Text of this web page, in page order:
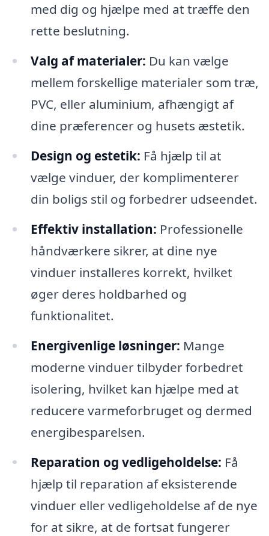
med dig og hjælpe med at træffe den
rette beslutning.
Valg af materialer: Du kan vælge
mellem forskellige materialer som træ,
PVC, eller aluminium, afhængigt af
dine præferencer og husets æstetik.
Design og estetik: Få hjælp til at
vælge vinduer, der komplimenterer
din boligs stil og forbedrer udseendet.
Effektiv installation: Professionelle
håndværkere sikrer, at dine nye
vinduer installeres korrekt, hvilket
øger deres holdbarhed og
funktionalitet.
Energivenlige løsninger: Mange
moderne vinduer tilbyder forbedret
isolering, hvilket kan hjælpe med at
reducere varmeforbruget og dermed
energibesparelsen.
Reparation og vedligeholdelse: Få
hjælp til reparation af eksisterende
vinduer eller vedligeholdelse af de nye
for at sikre, at de fortsat fungerer